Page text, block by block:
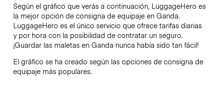
Según el gráfico que verás a continuación, LuggageHero es
la mejor opción de consigna de equipaje en Ganda.
LuggageHero es el único servicio que ofrece tarifas diarias
y por hora con la posibilidad de contratar un seguro.
¡Guardar las maletas en Ganda nunca había sido tan fácil!
El gráfico se ha creado según las opciones de consigna de
equipaje más populares.